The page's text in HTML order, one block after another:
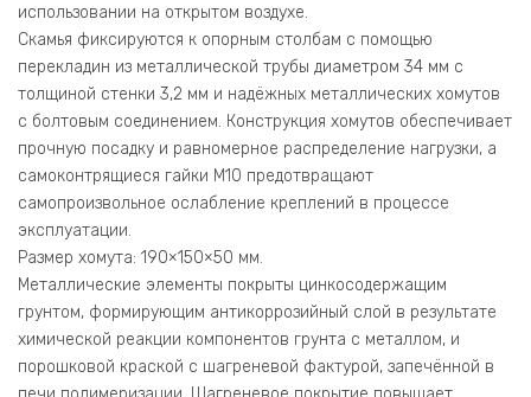
использовании на открытом воздухе.
Скамья фиксируются к опорным столбам с помощью
перекладин из металлической трубы диаметром 34 мм с
толщиной стенки 3,2 мм и надёжных металлических хомутов
с болтовым соединением. Конструкция хомутов обеспечивает
прочную посадку и равномерное распределение нагрузки, а
самоконтрящиеся гайки М10 предотвращают
самопроизвольное ослабление креплений в процессе
эксплуатации.
Размер хомута: 190×150×50 мм.
Металлические элементы покрыты цинкосодержащим
грунтом, формирующим антикоррозийный слой в результате
химической реакции компонентов грунта с металлом, и
порошковой краской с шагреневой фактурой, запечённой в